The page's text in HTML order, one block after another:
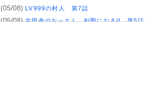
(05/08) LV999の村人 第7話
(05/08)片田舎のおっさん、剣聖になるII 第5話